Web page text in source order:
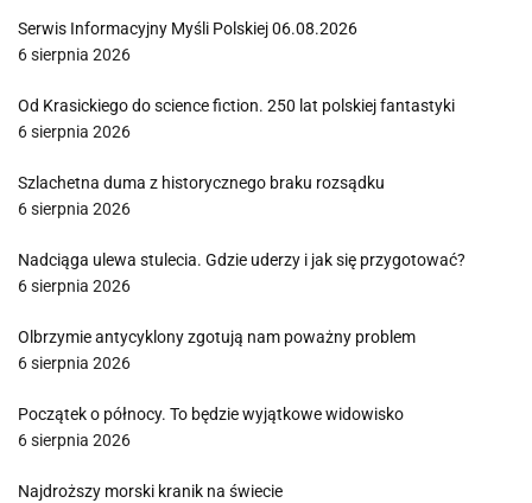
Serwis Informacyjny Myśli Polskiej 06.08.2026
6 sierpnia 2026
Od Krasickiego do science fiction. 250 lat polskiej fantastyki
6 sierpnia 2026
Szlachetna duma z historycznego braku rozsądku
6 sierpnia 2026
Nadciąga ulewa stulecia. Gdzie uderzy i jak się przygotować?
6 sierpnia 2026
Olbrzymie antycyklony zgotują nam poważny problem
6 sierpnia 2026
Początek o północy. To będzie wyjątkowe widowisko
6 sierpnia 2026
Najdroższy morski kranik na świecie